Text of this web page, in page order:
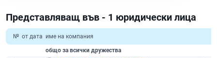
Представляващ във - 1 юридически лица
№ от дата име на компания
общо за всички дружества